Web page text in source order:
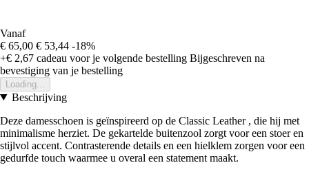
Vanaf
€ 65,00 € 53,44 -18%
+€ 2,67 cadeau voor je volgende bestelling Bijgeschreven na
bevestiging van je bestelling
Loading...
Beschrijving
Deze damesschoen is geïnspireerd op de Classic Leather , die hij met
minimalisme herziet. De gekartelde buitenzool zorgt voor een stoer en
stijlvol accent. Contrasterende details en een hielklem zorgen voor een
gedurfde touch waarmee u overal een statement maakt.